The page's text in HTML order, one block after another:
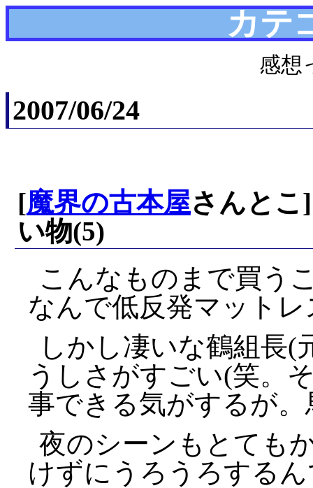
カテ
感想
2007/06/24
[魔界の古本屋さんとこ
い物(5)
こんなものまで買う
なんで低反発マット
しかし凄いな鶴組長
うしさがすごい(笑。
事できる気がするが
夜のシーンもとても
けずにうろうろする